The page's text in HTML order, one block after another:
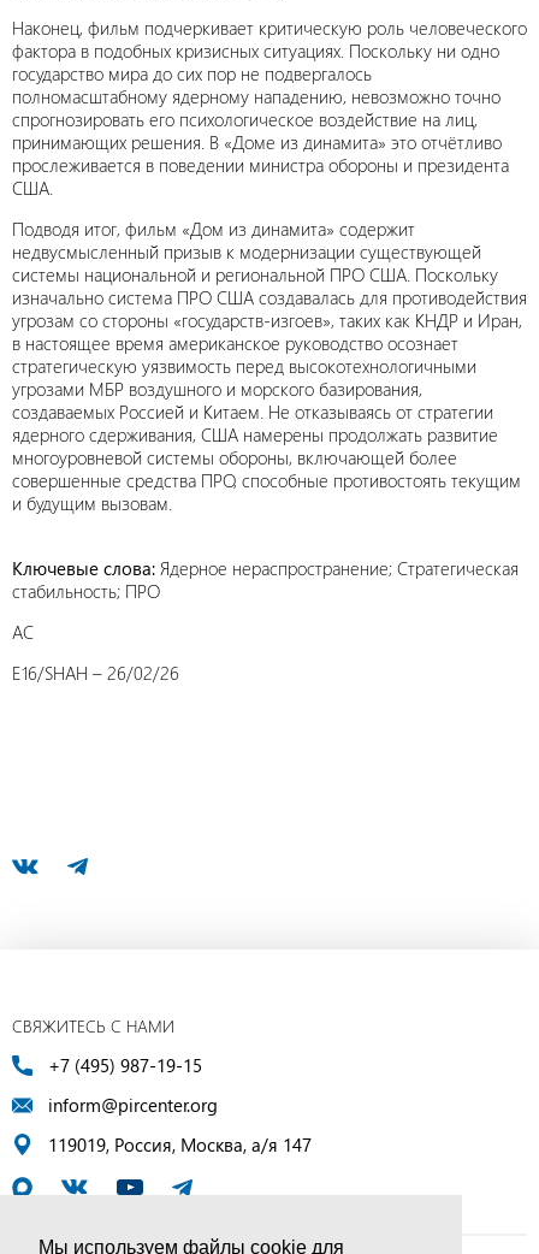
Мы используем файлы cookie для
Наконец, фильм подчеркивает критическую роль человеческого
фактора в подобных кризисных ситуациях. Поскольку ни одно
государство мира до сих пор не подвергалось
полномасштабному ядерному нападению, невозможно точно
спрогнозировать его психологическое воздействие на лиц,
принимающих решения. В «Доме из динамита» это отчётливо
прослеживается в поведении министра обороны и президента
США.
Подводя итог, фильм «Дом из динамита» содержит
недвусмысленный призыв к модернизации существующей
системы национальной и региональной ПРО США. Поскольку
изначально система ПРО США создавалась для противодействия
угрозам со стороны «государств-изгоев», таких как КНДР и Иран,
в настоящее время американское руководство осознает
стратегическую уязвимость перед высокотехнологичными
угрозами МБР воздушного и морского базирования,
создаваемых Россией и Китаем. Не отказываясь от стратегии
ядерного сдерживания, США намерены продолжать развитие
многоуровневой системы обороны, включающей более
совершенные средства ПРО, способные противостоять текущим
и будущим вызовам.
Ключевые слова: Ядерное нераспространение; Стратегическая
стабильность; ПРО
AC
E16/SHAH – 26/02/26
СВЯЖИТЕСЬ С НАМИ
+7 (495) 987-19-15
inform@pircenter.org
119019, Россия, Москва, а/я 147